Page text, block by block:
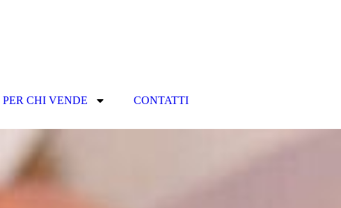
PER CHI VENDE CONTATTI